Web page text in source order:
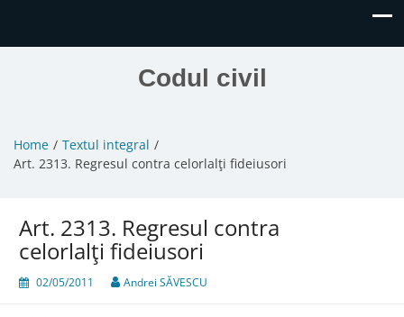
Codul civil
Home
Textul integral
Art. 2313. Regresul contra celorlalţi fideiusori
Art. 2313. Regresul contra
celorlalţi fideiusori
02/05/2011 Andrei SĂVESCU